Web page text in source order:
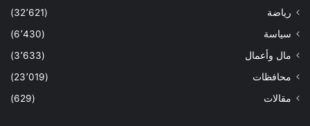
رياضة
(32٬621)
سياسة
(6٬430)
مال وأعمال
(3٬633)
محافظات
(23٬019)
مقالات
(629)